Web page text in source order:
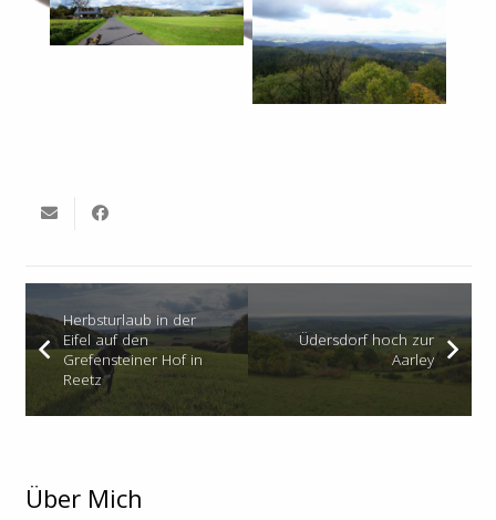
Herbsturlaub in der
Eifel auf den
Grefensteiner Hof in
Reetz
Üdersdorf hoch zur
Aarley
Über Mich